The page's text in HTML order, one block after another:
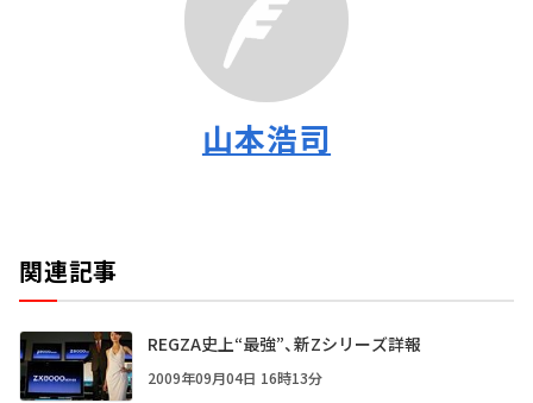
山本浩司
関連記事
REGZA史上“最強”、新Zシリーズ詳報
2009年09月04日 16時13分